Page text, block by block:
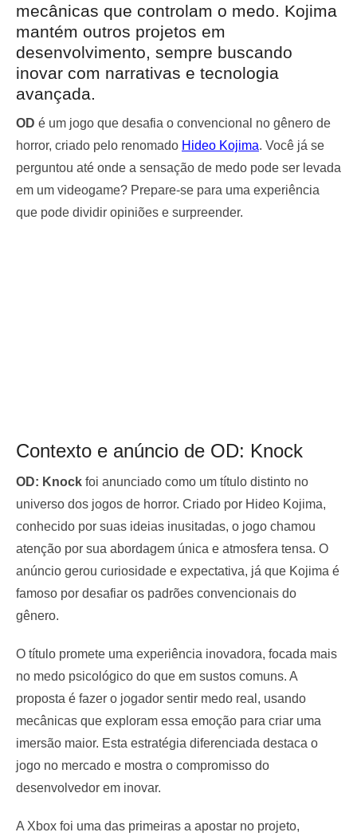
mecânicas que controlam o medo. Kojima
mantém outros projetos em
desenvolvimento, sempre buscando
inovar com narrativas e tecnologia
avançada.
OD é um jogo que desafia o convencional no gênero de
horror, criado pelo renomado Hideo Kojima. Você já se
perguntou até onde a sensação de medo pode ser levada
em um videogame? Prepare-se para uma experiência
que pode dividir opiniões e surpreender.
Contexto e anúncio de OD: Knock
OD: Knock foi anunciado como um título distinto no
universo dos jogos de horror. Criado por Hideo Kojima,
conhecido por suas ideias inusitadas, o jogo chamou
atenção por sua abordagem única e atmosfera tensa. O
anúncio gerou curiosidade e expectativa, já que Kojima é
famoso por desafiar os padrões convencionais do
gênero.
O título promete uma experiência inovadora, focada mais
no medo psicológico do que em sustos comuns. A
proposta é fazer o jogador sentir medo real, usando
mecânicas que exploram essa emoção para criar uma
imersão maior. Esta estratégia diferenciada destaca o
jogo no mercado e mostra o compromisso do
desenvolvedor em inovar.
A Xbox foi uma das primeiras a apostar no projeto,